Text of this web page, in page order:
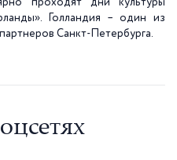
проходят дни культуры
Голландия – один из
Санкт-Петербурга.